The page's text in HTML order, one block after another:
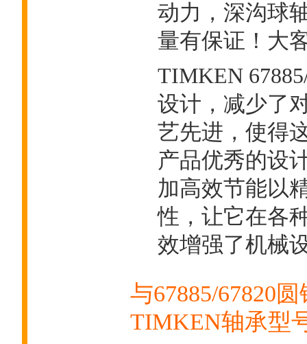
动力，深沟球
量有保证！大
TIMKEN
设计，减少了
艺先进，使得
产品优秀的设
加高效节能以
性，让它在各
效增强了机械
与67885/67820
TIMKEN轴承型